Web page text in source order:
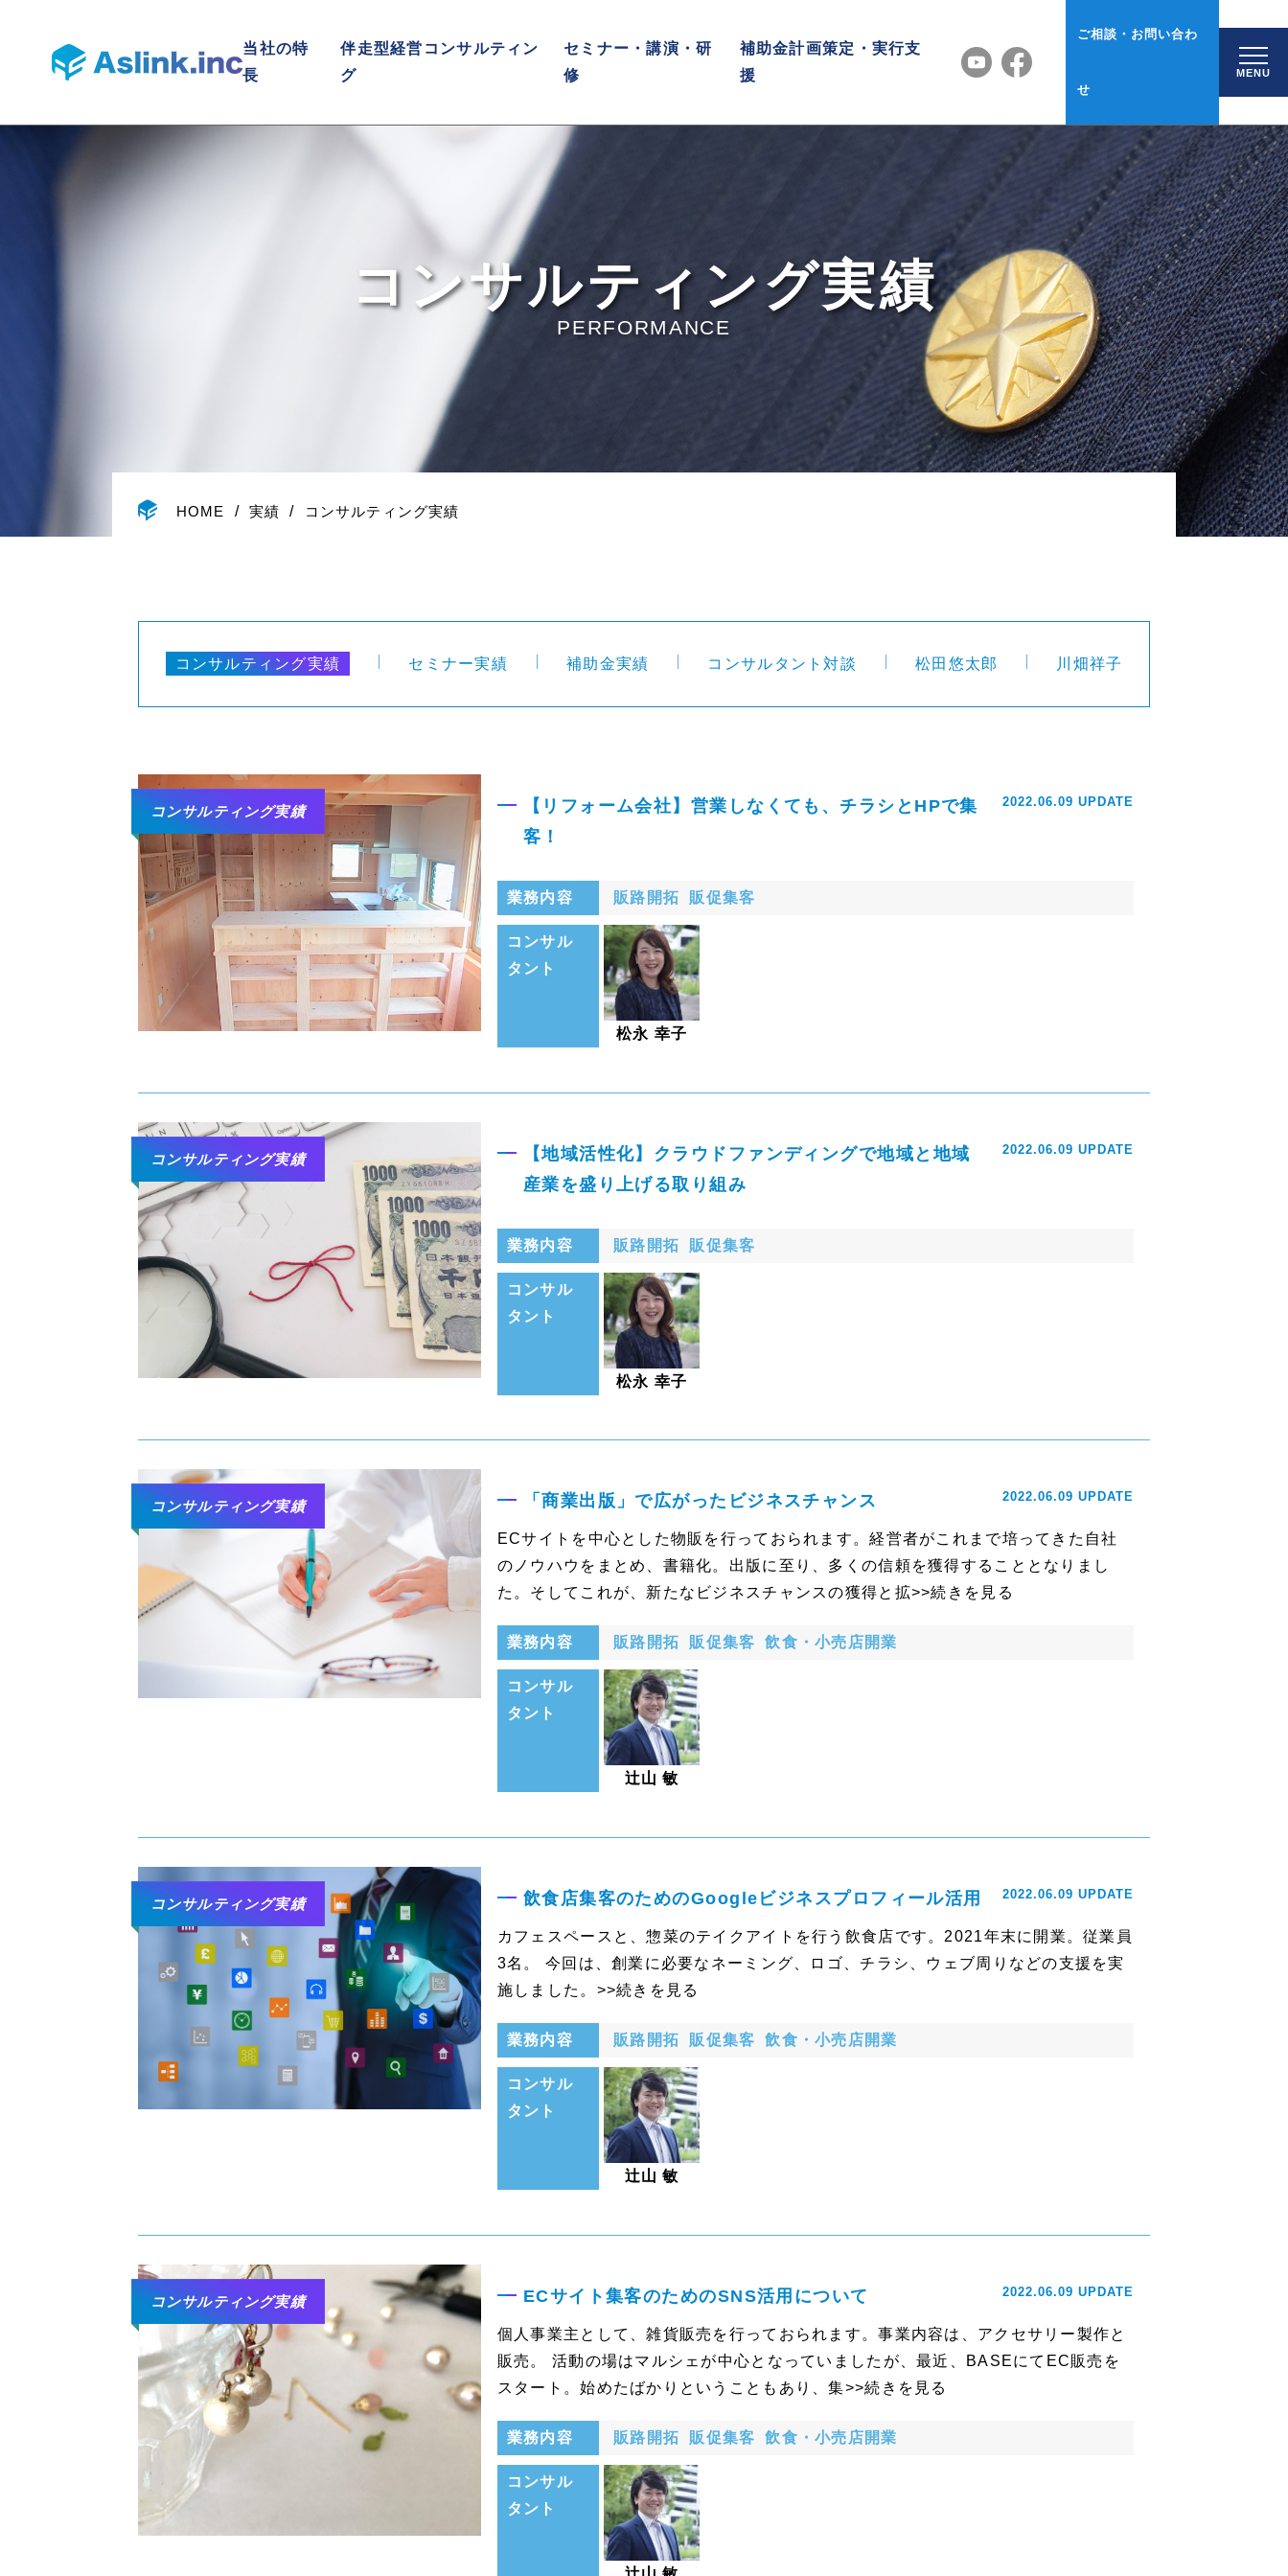
当社の特
長
伴走型経営コンサルティン
グ
セミナー・講演・研
修
補助金計画策定・実行支
援
ご相談・お問い合わ
せ
MENU
コンサルティング実績
PERFORMANCE
HOME 実績 コンサルティング実績
コンサルティング実績 セミナー実績 補助金実績 コンサルタント対談 松田悠太郎 川畑祥子
コンサルティング実績
【リフォーム会社】営業しなくても、チラシとHPで集
客！
2022.06.09 UPDATE
業務内容 販路開拓 販促集客
コンサル
タント
松永 幸子
コンサルティング実績
【地域活性化】クラウドファンディングで地域と地域
産業を盛り上げる取り組み
2022.06.09 UPDATE
業務内容 販路開拓 販促集客
コンサル
タント
松永 幸子
コンサルティング実績 「商業出版」で広がったビジネスチャンス 2022.06.09 UPDATE
ECサイトを中心とした物販を行っておられます。経営者がこれまで培ってきた自社
のノウハウをまとめ、書籍化。出版に至り、多くの信頼を獲得することとなりまし
た。そしてこれが、新たなビジネスチャンスの獲得と拡>>続きを見る
業務内容 販路開拓 販促集客 飲食・小売店開業
コンサル
タント
辻山 敏
コンサルティング実績 飲食店集客のためのGoogleビジネスプロフィール活用 2022.06.09 UPDATE
カフェスペースと、惣菜のテイクアイトを行う飲食店です。2021年末に開業。従業員
3名。 今回は、創業に必要なネーミング、ロゴ、チラシ、ウェブ周りなどの支援を実
施しました。>>続きを見る
業務内容 販路開拓 販促集客 飲食・小売店開業
コンサル
タント
辻山 敏
コンサルティング実績 ECサイト集客のためのSNS活用について 2022.06.09 UPDATE
個人事業主として、雑貨販売を行っておられます。事業内容は、アクセサリー製作と
販売。 活動の場はマルシェが中心となっていましたが、最近、BASEにてEC販売を
スタート。始めたばかりということもあり、集>>続きを見る
業務内容 販路開拓 販促集客 飲食・小売店開業
コンサル
タント